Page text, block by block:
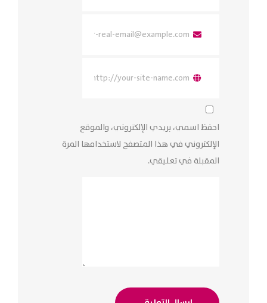
احفظ اسمي، بريدي الإلكتروني، والموقع
الإلكتروني في هذا المتصفح لاستخدامها المرة
المقبلة في تعليقي.